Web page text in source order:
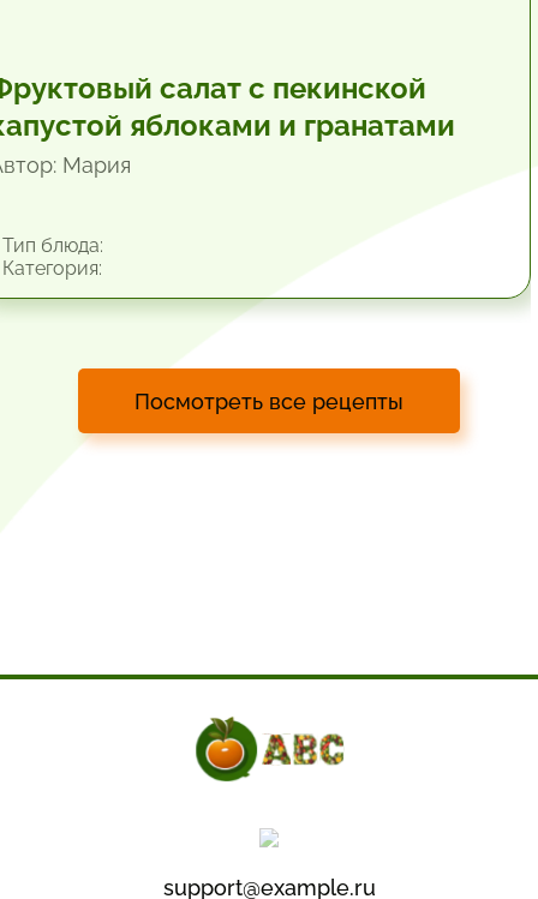
салат с пекинской
яблоками и гранатами
Мария
блюда:
Посмотреть все рецепты
support@example.ru